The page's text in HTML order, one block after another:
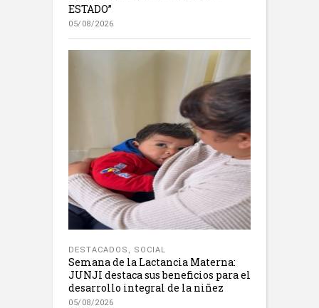
ESTADO”
05/08/2026
DESTACADOS SOCIAL
Semana de la Lactancia Materna:
JUNJI destaca sus beneficios para el
desarrollo integral de la niñez
05/08/2026